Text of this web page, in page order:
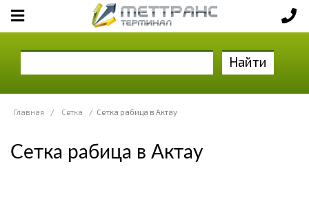
Найти
Главная / Сетка / Сетка рабица в Актау
Сетка рабица в Актау